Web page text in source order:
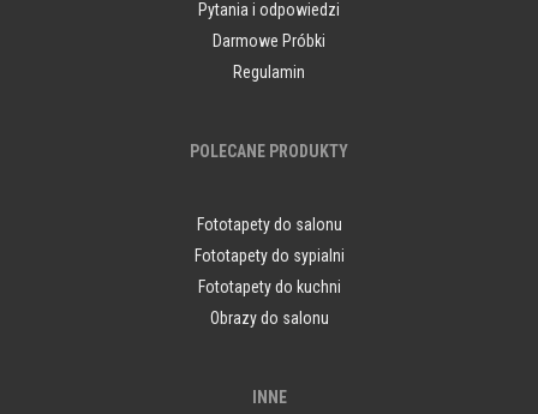
Pytania i odpowiedzi
Darmowe Próbki
Regulamin
POLECANE PRODUKTY
Fototapety do salonu
Fototapety do sypialni
Fototapety do kuchni
Obrazy do salonu
INNE